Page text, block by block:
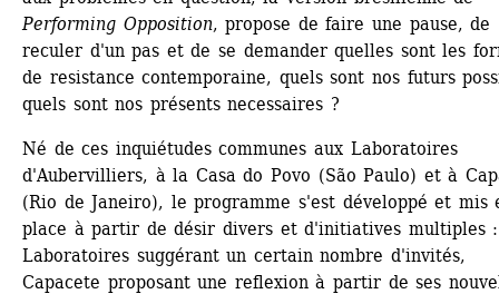
Performing Opposition, propose de faire une pause, de
reculer d'un pas et de se demander quelles sont les
de resistance contemporaine, quels sont nos futurs
quels sont nos présents necessaires ?
Né de ces inquiétudes communes aux Laboratoires
d'Aubervilliers, à la Casa do Povo (São Paulo) et à
(Rio de Janeiro), le programme s'est développé et mis
place à partir de désir divers et d'initiatives multiples
Laboratoires suggérant un certain nombre d'invités,
Capacete proposant une reflexion à partir de ses